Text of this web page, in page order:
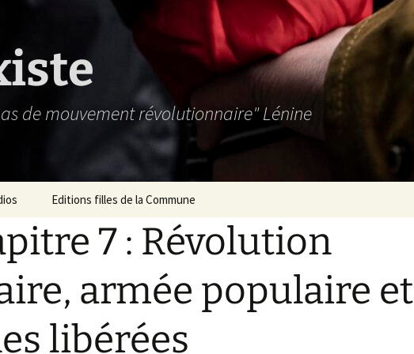
de mouvement révolutionnaire" Lénine
Editions filles de la Commune
7 : Révolution
armée populaire et
libérées